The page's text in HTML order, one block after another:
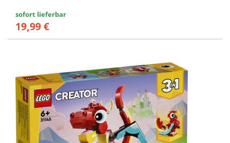
sofort lieferbar
19,99 €